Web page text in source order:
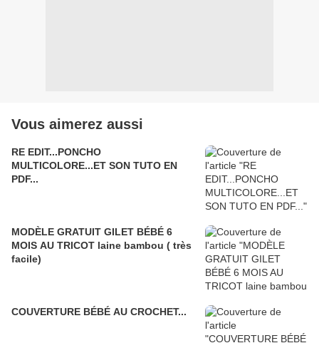
Vous aimerez aussi
RE EDIT...PONCHO
MULTICOLORE...ET SON TUTO EN
PDF...
MODÈLE GRATUIT GILET BÉBÉ 6
MOIS AU TRICOT laine bambou ( très
facile)
COUVERTURE BÉBÉ AU CROCHET...